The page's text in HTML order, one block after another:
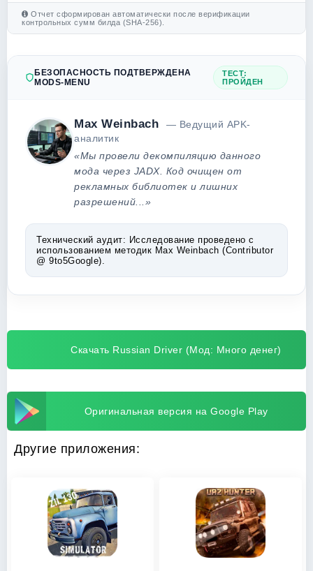
Отчет сформирован автоматически после верификации
контрольных сумм билда (SHA-256).
БЕЗОПАСНОСТЬ ПОДТВЕРЖДЕНА
MODS-MENU
ТЕСТ:
ПРОЙДЕН
Max Weinbach
— Ведущий APK-
аналитик
«Мы провели декомпиляцию данного
мода через JADX. Код очищен от
рекламных библиотек и лишних
разрешений...»
Технический аудит: Исследование проведено с
использованием методик Max Weinbach (Contributor
@ 9to5Google).
Скачать Russian Driver (Мод: Много денег)
Оригинальная версия на Google Play
Другие приложения: